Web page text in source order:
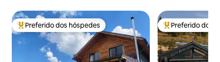
Entre os melhores preferidos dos hóspedes
Preferido dos hóspedes Entre os
Preferido dos